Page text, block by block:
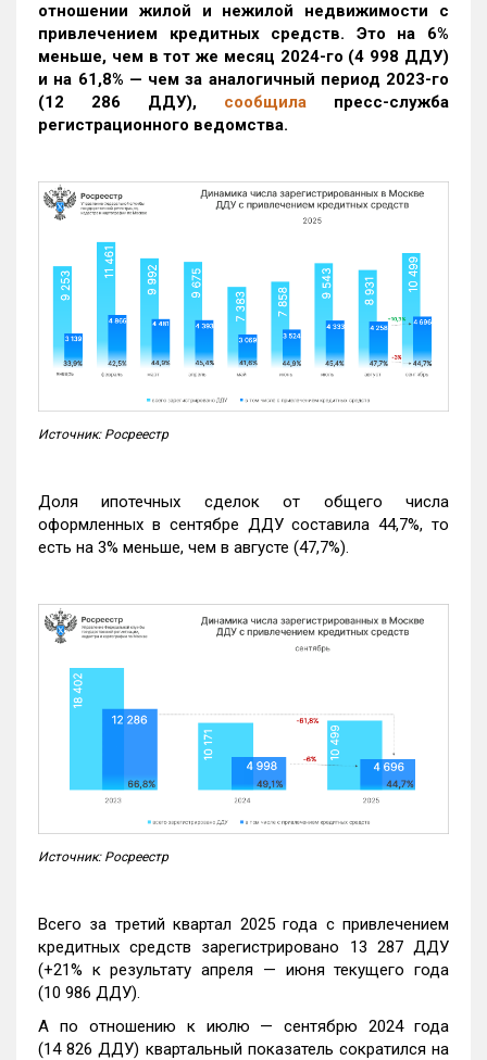
отношении жилой и нежилой недвижимости с
привлечением кредитных средств. Это на 6%
меньше, чем в тот же месяц 2024-го (4 998 ДДУ)
и на 61,8% — чем за аналогичный период 2023-го
(12 286 ДДУ), сообщила пресс-служба
регистрационного ведомства.
Источник: Росреестр
Доля ипотечных сделок от общего числа
оформленных в сентябре ДДУ составила 44,7%, то
есть на 3% меньше, чем в августе (47,7%).
Источник: Росреестр
Всего за третий квартал 2025 года с привлечением
кредитных средств зарегистрировано 13 287 ДДУ
(+21% к результату апреля — июня текущего года
(10 986 ДДУ).
А по отношению к июлю — сентябрю 2024 года
(14 826 ДДУ) квартальный показатель сократился на